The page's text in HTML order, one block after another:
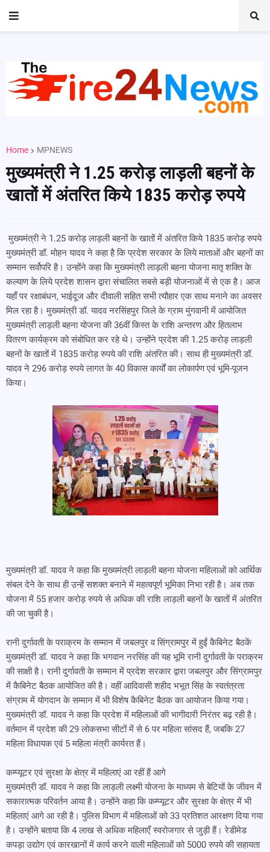
Home MPNEWS
मुख्यमंत्री ने 1.25 करोड़ लाड़ली बहनों के
खातों में अंतरित किये 1835 करोड़ रुपये
मुख्यमंत्री ने 1.25 करोड़ लाड़ली बहनों के खातों में अंतरित किये 1835 करोड़ रुपये
मुख्यमंत्री डॉ. मोहन यादव ने कहा है कि प्रदेश सरकार के लिये माताओं और बहनों का
सम्मान सर्वोपरि है। उन्होंने कहा कि मुख्यमंत्री लाड़ली बहना योजना मातृ शक्ति के
कल्याण के लिये प्रदेश शासन द्वारा संचालित सबसे बड़ी योजनाओं में से एक है। आज
यहाँ पर रक्षाबंधन, भाईदूज और दीवाली सहित सभी त्यौहार एक साथ मनाने का अवसर
मिल रहा है। मुख्यमंत्री डॉ. यादव नरसिंहपुर जिले के ग्राम मुंगवानी में आयोजित
मुख्यमंत्री लाड़ली बहना योजना की 36वीं किस्त के राशि अन्तरण और हितलाभ
वितरण कार्यक्रम को संबोधित कर रहे थे। उन्होंने प्रदेश की 1.25 करोड़ लाड़ली
बहनों के खातों में 1835 करोड़ रुपये की राशि अंतरित की। साथ ही मुख्यमंत्री डॉ.
यादव ने 296 करोड़ रुपये लागत के 40 विकास कार्यों का लोकार्पण एवं भूमि-पूजन
किया।
मुख्यमंत्री डॉ. यादव ने कहा कि मुख्यमंत्री लाड़ली बहना योजना महिलाओं को आर्थिक
संबल देने के साथ ही उन्हें सशक्त बनाने में महत्वपूर्ण भूमिका निभा रही है। अब तक
योजना में 55 हजार करोड़ रुपये से अधिक की राशि लाड़ली बहनों के खातों में अंतरित
की जा चुकी है।
रानी दुर्गावती के पराक्रम के सम्मान में जबलपुर व सिंग्रामपुर में हुईं कैबिनेट बैठकें
मुख्यमंत्री डॉ. यादव ने कहा कि भगवान नरसिंह की यह भूमि रानी दुर्गावती के पराक्रम
की साक्षी है। रानी दुर्गावती के सम्मान में प्रदेश सरकार द्वारा जबलपुर और सिंग्रामपुर
में कैबिनेट बैठक आयोजित की है। वहीं आदिवासी शहीद भभूत सिंह के स्वतंत्रता
संग्राम में योगदान के सम्मान में भी विशेष कैबिनेट बैठक का आयोजन किया गया।
मुख्यमंत्री डॉ. यादव ने कहा कि प्रदेश में महिलाओं की भागीदारी निरंतर बढ़ रही है।
वर्तमान में प्रदेश की 29 लोकसभा सीटों में से 6 पर महिला सांसद हैं, जबकि 27
महिला विधायक एवं 5 महिला मंत्री कार्यरत हैं।
कम्प्यूटर एवं सुरक्षा के क्षेत्र में महिलाएं आ रहीं हैं आगे
मुख्यमंत्री डॉ. यादव ने कहा कि लाड़ली लक्ष्मी योजना के माध्यम से बेटियों के जीवन में
सकारात्मक परिवर्तन आया है। उन्होंने कहा कि कम्प्यूटर और सुरक्षा के क्षेत्र में भी
महिलाएं आगे आ रही है। पुलिस विभाग में महिलाओं को 33 प्रतिशत आरक्षण दिया गया
है। उन्होंने बताया कि 4 लाख से अधिक महिलाएँ स्वरोजगार से जुड़ी हैं। रेडीमेड
कपड़ा उद्योग एवं कारखानों में कार्य करने वाली महिलाओं को 5000 रुपये की सहायता